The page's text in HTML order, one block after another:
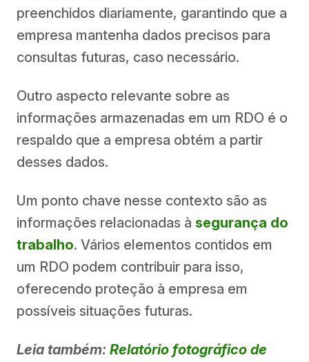
preenchidos diariamente, garantindo que a
empresa mantenha dados precisos para
consultas futuras, caso necessário.
Outro aspecto relevante sobre as
informações armazenadas em um RDO é o
respaldo que a empresa obtém a partir
desses dados.
Um ponto chave nesse contexto são as
informações relacionadas à segurança do
trabalho. Vários elementos contidos em
um RDO podem contribuir para isso,
oferecendo proteção à empresa em
possíveis situações futuras.
Leia também: Relatório fotográfico de